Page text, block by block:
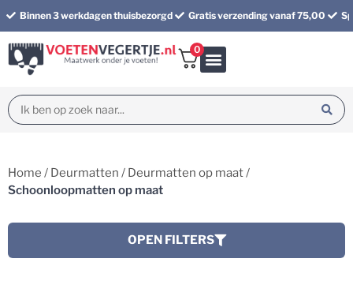
Binnen 3 werkdagen thuisbezorgd Gratis verzending vanaf 75,00
0
Home / Deurmatten / Deurmatten op maat/
Schoonloopmatten op maat
OPEN FILTERS